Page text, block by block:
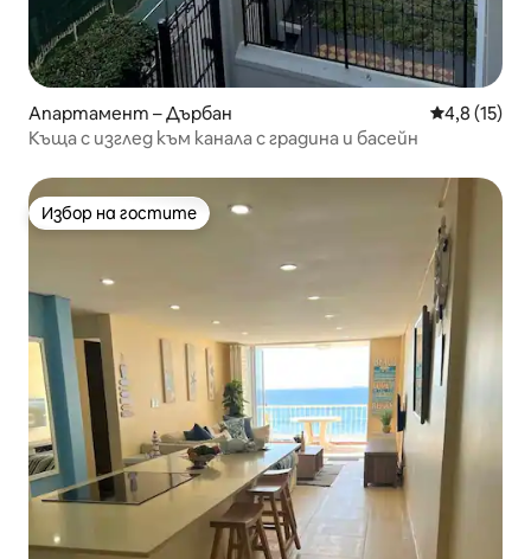
Апартамент – Дърбан Средна
4,8 (15)
Къща с изглед към канала с градина и басейн
Избор на гостите
Избор на гостите